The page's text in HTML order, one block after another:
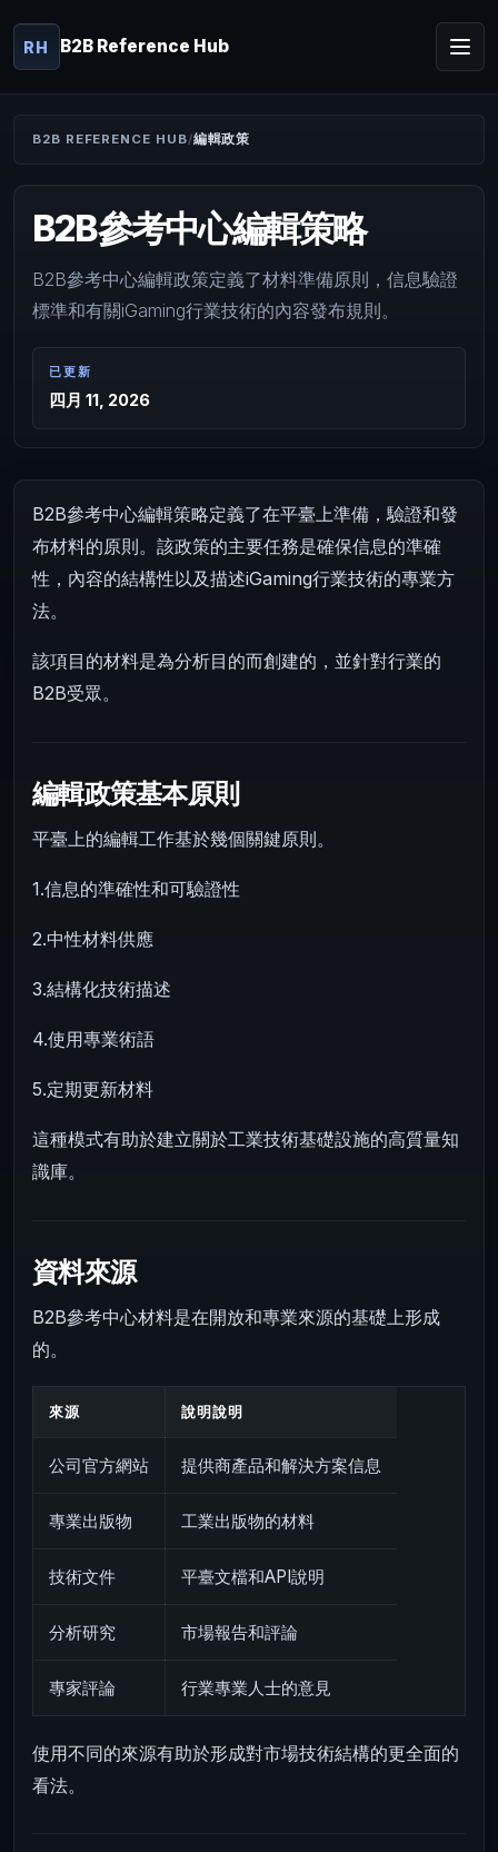
RH B2B Reference Hub
B2B REFERENCE HUB 編輯政策
B2B參考中心編輯策略
B2B參考中心編輯政策定義了材料準備原則，信息驗證
標準和有關iGaming行業技術的內容發布規則。
已更新
四月 11, 2026
B2B參考中心編輯策略定義了在平臺上準備，驗證和發
布材料的原則。該政策的主要任務是確保信息的準確
性，內容的結構性以及描述iGaming行業技術的專業方
法。
該項目的材料是為分析目的而創建的，並針對行業的
B2B受眾。
編輯政策基本原則
平臺上的編輯工作基於幾個關鍵原則。
1.信息的準確性和可驗證性
2.中性材料供應
3.結構化技術描述
4.使用專業術語
5.定期更新材料
這種模式有助於建立關於工業技術基礎設施的高質量知
識庫。
資料來源
B2B參考中心材料是在開放和專業來源的基礎上形成
的。
來源 說明說明
公司官方網站 提供商產品和解決方案信息
專業出版物 工業出版物的材料
技術文件 平臺文檔和API說明
分析研究 市場報告和評論
專家評論 行業專業人士的意見
使用不同的來源有助於形成對市場技術結構的更全面的
看法。